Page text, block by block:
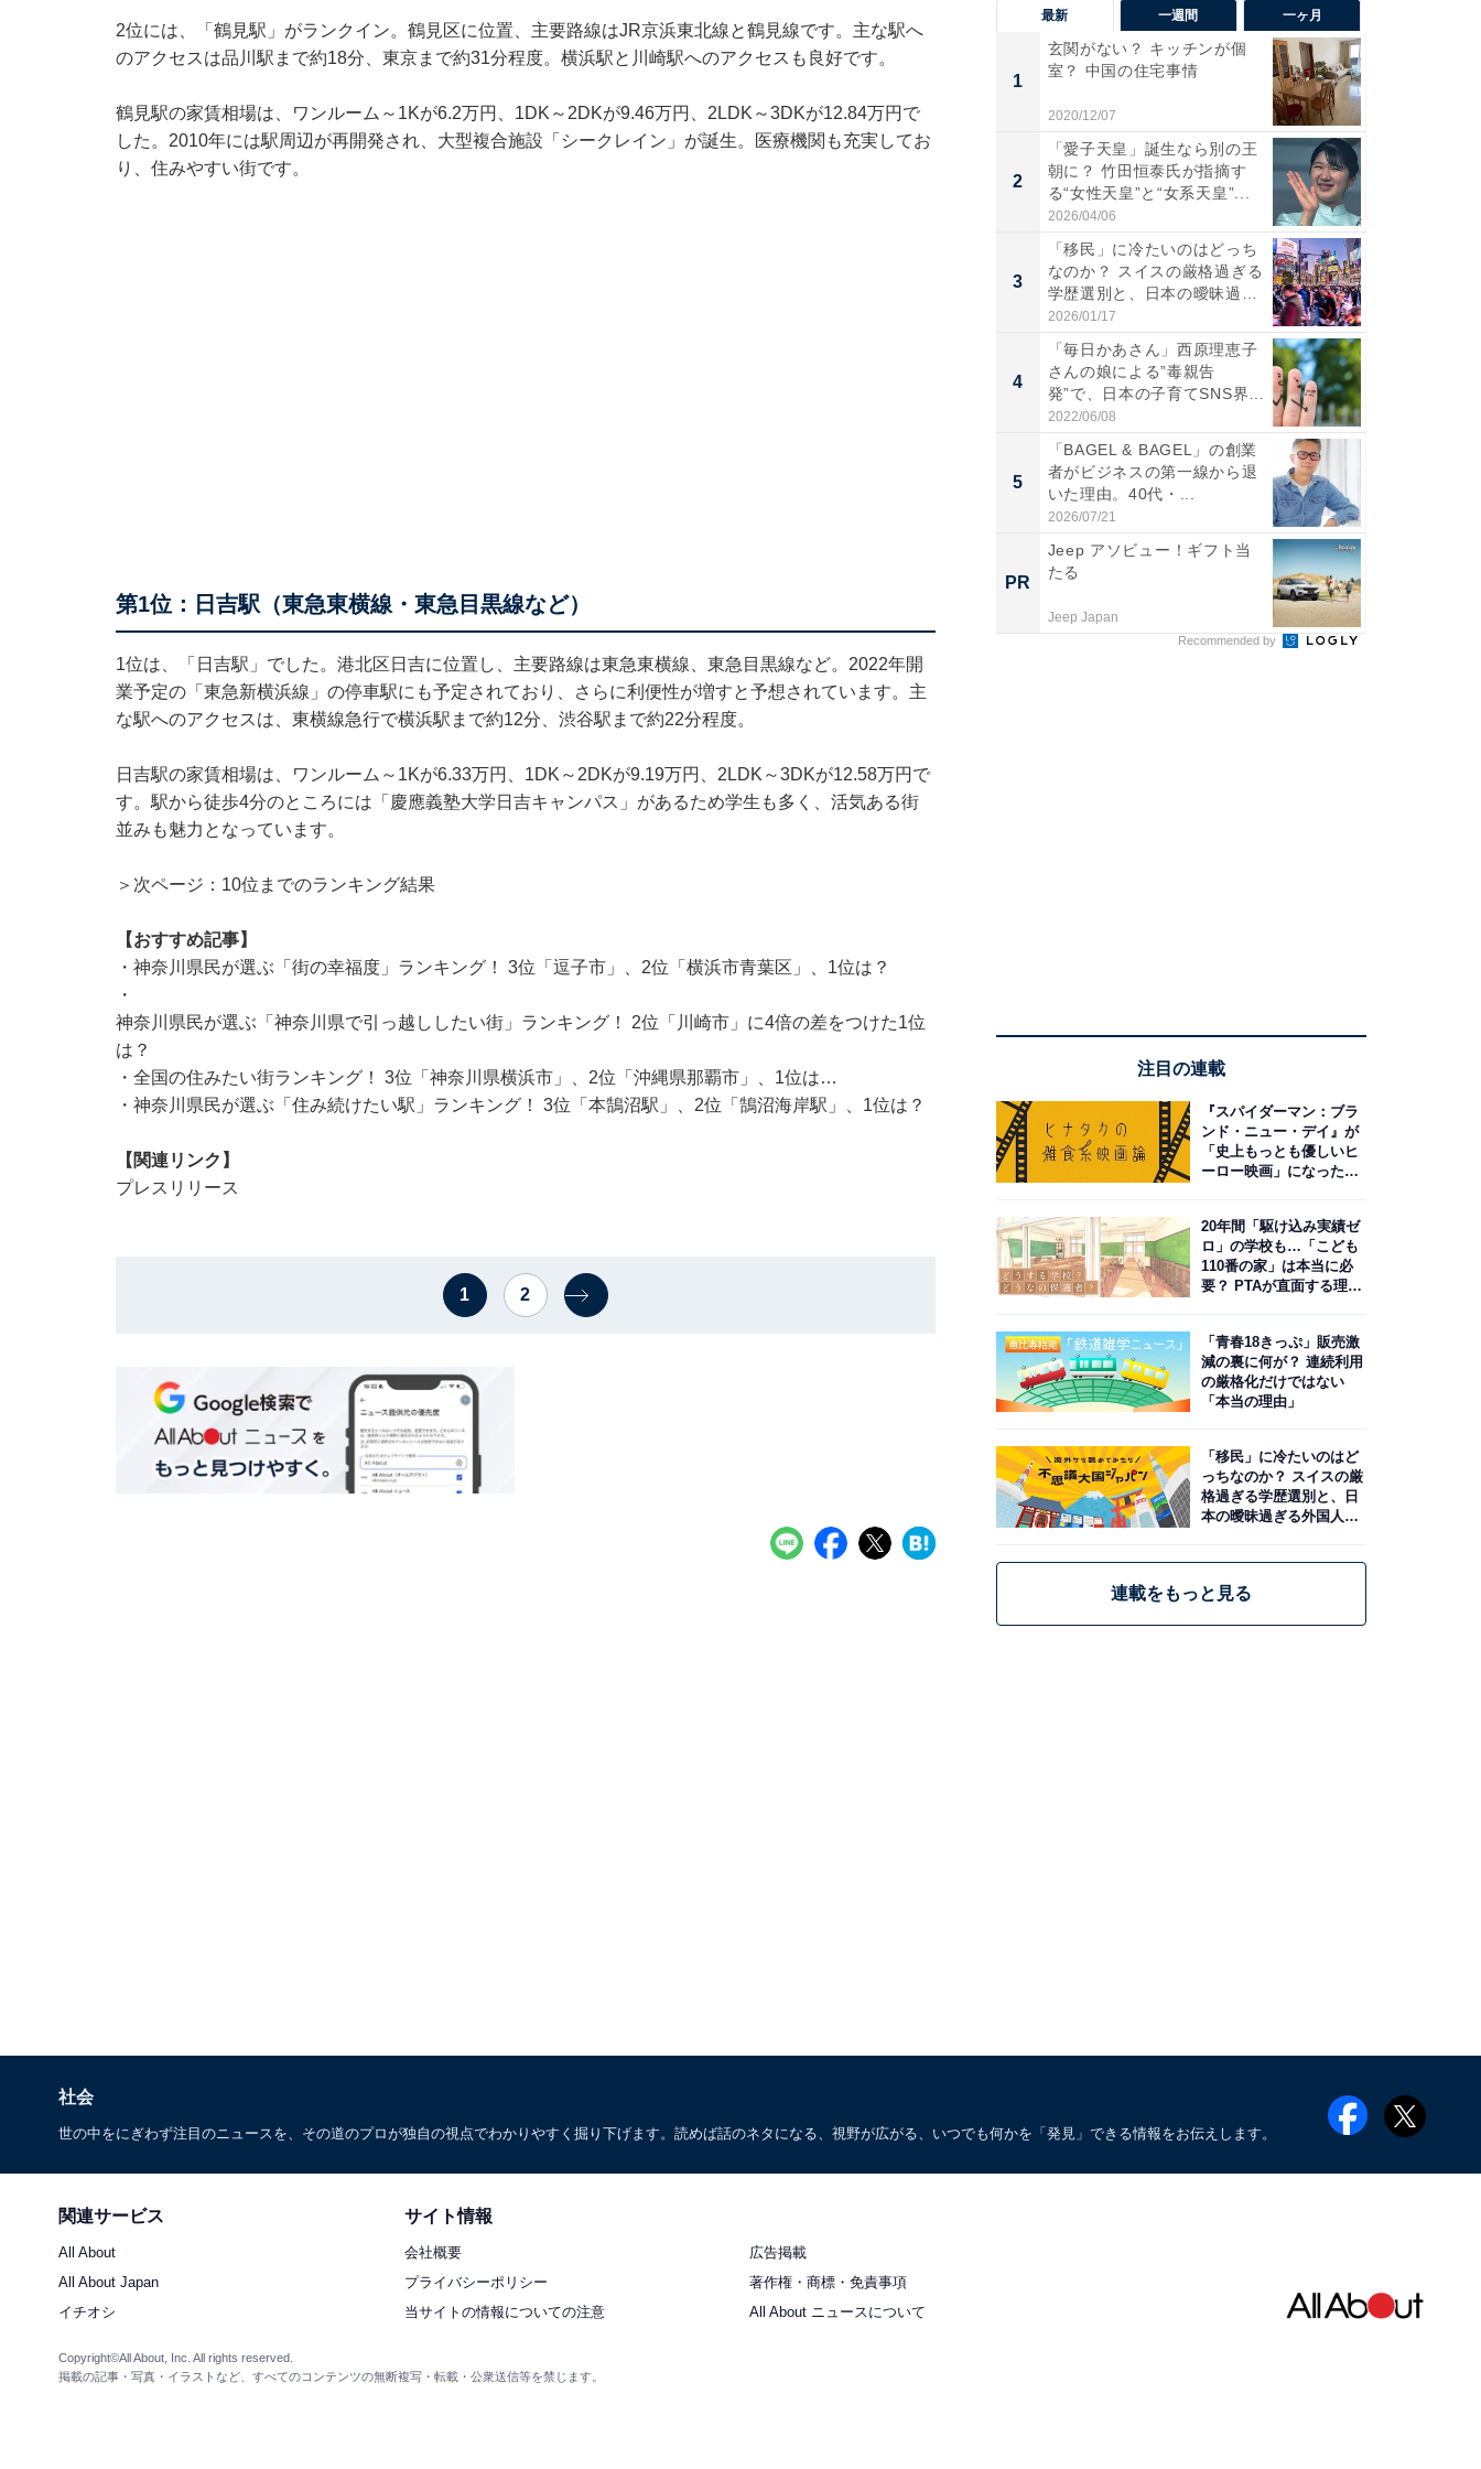
2位には、「鶴見駅」がランクイン。鶴見区に位置、主要路線はJR京浜東北線と鶴見線です。主な駅へ
のアクセスは品川駅まで約18分、東京まで約31分程度。横浜駅と川崎駅へのアクセスも良好です。
鶴見駅の家賃相場は、ワンルーム～1Kが6.2万円、1DK～2DKが9.46万円、2LDK～3DKが12.84万円で
した。2010年には駅周辺が再開発され、大型複合施設「シークレイン」が誕生。医療機関も充実してお
り、住みやすい街です。
第1位：日吉駅（東急東横線・東急目黒線など）
1位は、「日吉駅」でした。港北区日吉に位置し、主要路線は東急東横線、東急目黒線など。2022年開
業予定の「東急新横浜線」の停車駅にも予定されており、さらに利便性が増すと予想されています。主
な駅へのアクセスは、東横線急行で横浜駅まで約12分、渋谷駅まで約22分程度。
日吉駅の家賃相場は、ワンルーム～1Kが6.33万円、1DK～2DKが9.19万円、2LDK～3DKが12.58万円で
す。駅から徒歩4分のところには「慶應義塾大学日吉キャンパス」があるため学生も多く、活気ある街
並みも魅力となっています。
＞次ページ：10位までのランキング結果
【おすすめ記事】
・ 神奈川県民が選ぶ「街の幸福度」ランキング！ 3位「逗子市」、2位「横浜市青葉区」、1位は？
・
神奈川県民が選ぶ「神奈川県で引っ越ししたい街」ランキング！ 2位「川崎市」に4倍の差をつけた1位
は？
・ 全国の住みたい街ランキング！ 3位「神奈川県横浜市」、2位「沖縄県那覇市」、1位は…
・ 神奈川県民が選ぶ「住み続けたい駅」ランキング！ 3位「本鵠沼駅」、2位「鵠沼海岸駅」、1位は？
【関連リンク】
プレスリリース
1 2
最新 一週間 一ヶ月
1
玄関がない？ キッチンが個
室？ 中国の住宅事情
2020/12/07
2
「愛子天皇」誕生なら別の王
朝に？ 竹田恒泰氏が指摘す
る“女性天皇”と“女系天皇”...
2026/04/06
3
「移民」に冷たいのはどっち
なのか？ スイスの厳格過ぎる
学歴選別と、日本の曖昧過
ぎ...
2026/01/17
4
「毎日かあさん」西原理恵子
さんの娘による”毒親告
発”で、日本の子育てSNS界隈
が...
2022/06/08
5
「BAGEL & BAGEL」の創業
者がビジネスの第一線から退
いた理由。40代・...
2026/07/21
PR
Jeep アソビュー！ギフト当
たる
Jeep Japan
Recommended by
注目の連載
『スパイダーマン：ブラ
ンド・ニュー・デイ』が
「史上もっとも優しいヒ
ーロー映画」になった理
20年間「駆け込み実績ゼ
ロ」の学校も…「こども
110番の家」は本当に必
要？ PTAが直面する理想
「青春18きっぷ」販売激
減の裏に何が？ 連続利用
の厳格化だけではない
「本当の理由」
「移民」に冷たいのはど
っちなのか？ スイスの厳
格過ぎる学歴選別と、日
本の曖昧過ぎる外国人政
連載をもっと見る
社会
世の中をにぎわず注目のニュースを、その道のプロが独自の視点でわかりやすく掘り下げます。読めば話のネタになる、視野が広がる、いつでも何かを「発見」できる情報をお伝えします。
関連サービス
All About
All About Japan
イチオシ
サイト情報
会社概要
広告掲載
プライバシーポリシー
著作権・商標・免責事項
当サイトの情報についての注意
All About ニュースについて
Copyright©All About, Inc. All rights reserved.
掲載の記事・写真・イラストなど、すべてのコンテンツの無断複写・転載・公衆送信等を禁じます。